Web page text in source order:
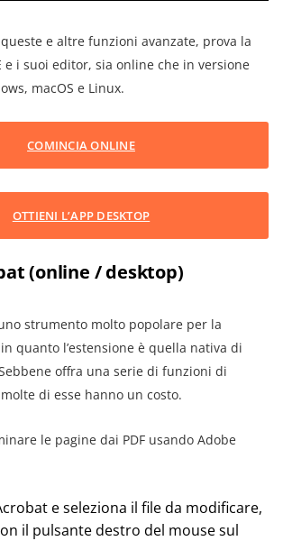
e altre funzioni avanzate, prova la
e i suoi editor, sia online che in versione
macOS e Linux.
COMINCIA ONLINE
OTTIENI L’APP DESKTOP
(online / desktop)
strumento molto popolare per la
quanto l’estensione è quella nativa di
offra una serie di funzioni di
di esse hanno un costo.
le pagine dai PDF usando Adobe
e seleziona il file da modificare,
il pulsante destro del mouse sul